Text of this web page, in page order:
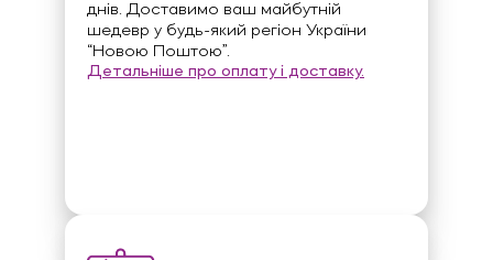
днів. Доставимо ваш майбутній
шедевр у будь-який регіон України
“Новою Поштою”.
Детальніше про оплату і доставку.